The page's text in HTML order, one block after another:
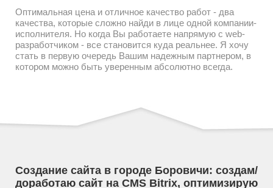
Оптимальная цена и отличное качество работ - два
качества, которые сложно найди в лице одной компании-
исполнителя. Но когда Вы работаете напрямую с web-
разработчиком - все становится куда реальнее. Я хочу
стать в первую очередь Вашим надежным партнером, в
котором можно быть уверенным абсолютно всегда.
Создание сайта в городе Боровичи: создам/
доработаю сайт на CMS Bitrix, оптимизирую